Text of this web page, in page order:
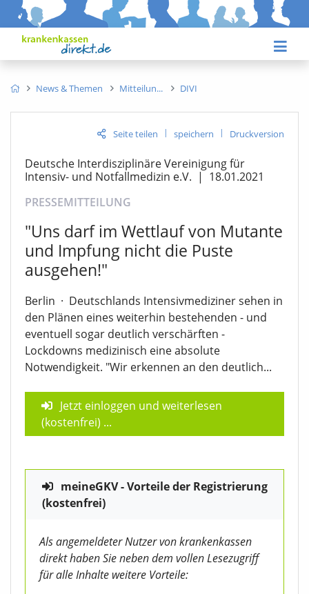
News & Themen Mitteilun DIVI
Seite teilen | speichern | Druckversion
Deutsche Interdisziplinäre Vereinigung für
Intensiv- und Notfallmedizin e.V. | 18.01.2021
PRESSEMITTEILUNG
"Uns darf im Wettlauf von Mutante
und Impfung nicht die Puste
ausgehen!"
Berlin · Deutschlands Intensivmediziner sehen in
den Plänen eines weiterhin bestehenden - und
eventuell sogar deutlich verschärften -
Lockdowns medizinisch eine absolute
Notwendigkeit. "Wir erkennen an den deutlich...
Jetzt einloggen und weiterlesen
(kostenfrei) ...
meineGKV - Vorteile der Registrierung
(kostenfrei)
Als angemeldeter Nutzer von krankenkassen
direkt haben Sie neben dem vollen Lesezugriff
für alle Inhalte weitere Vorteile: